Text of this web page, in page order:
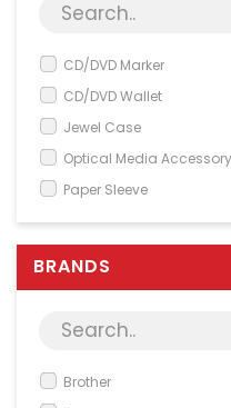
Server & Storage
Various
PC Systems
Supplies
Accessories
AV & Multimedia
Household & Garden
Office Supplies
CD/DVD Marker
CD/DVD Wallet
Jewel Case
Optical Media Accessory
Paper Sleeve
Plastic Bag
BRANDS
Brother